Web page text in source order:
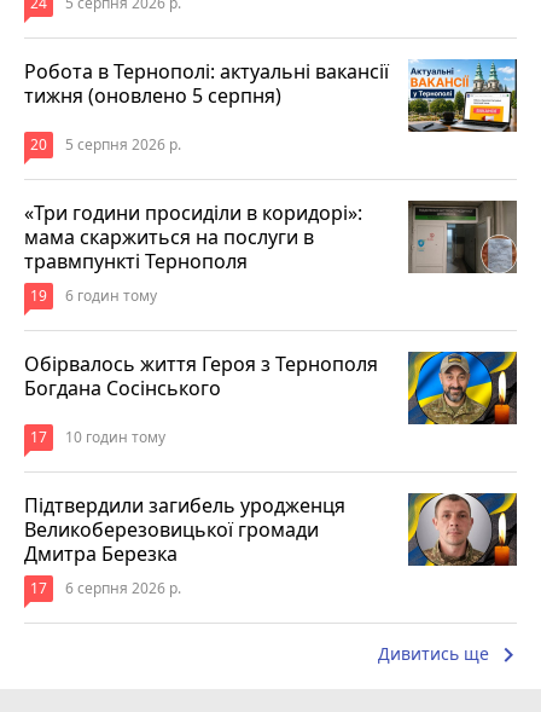
Робота в Тернополі: актуальні вакансії
тижня (оновлено 5 серпня)
20 5 серпня 2026 р.
«Три години просиділи в коридорі»:
мама скаржиться на послуги в
травмпункті Тернополя
19 6 годин тому
Обірвалось життя Героя з Тернополя
Богдана Сосінського
17 10 годин тому
Підтвердили загибель уродженця
Великоберезовицької громади
Дмитра Березка
17 6 серпня 2026 р.
Дивитись ще keyboard_arrow_right